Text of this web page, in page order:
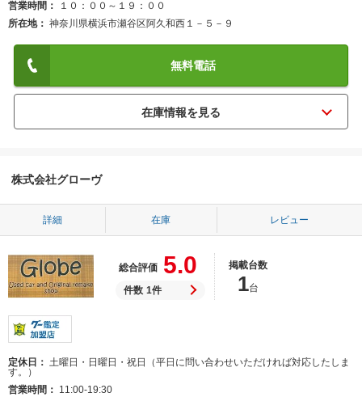
営業時間
１０：００～１９：００
所在地
神奈川県横浜市瀬谷区阿久和西１－５－９
無料電話
株式会社グローヴ
詳細 在庫 レビュー
総合評価 5.0
件数 1件
掲載台数
1台
定休日
土曜日・日曜日・祝日（平日に問い合わせいただければ対応したしま
す。）
営業時間
11:00-19:30